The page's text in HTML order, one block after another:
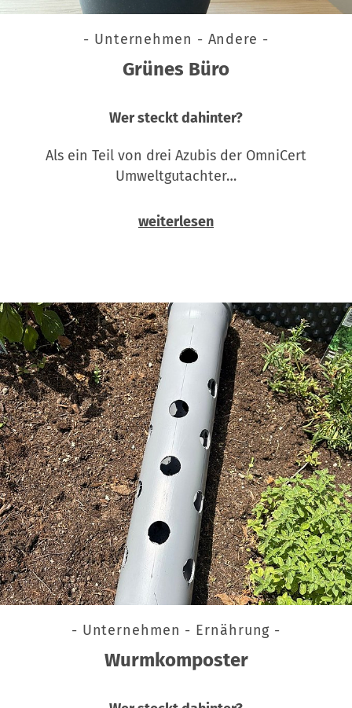
- Unternehmen - Andere -
Grünes Büro
Wer steckt dahinter?
Als ein Teil von drei Azubis der OmniCert
Umweltgutachter…
weiterlesen
- Unternehmen - Ernährung -
Wurmkomposter